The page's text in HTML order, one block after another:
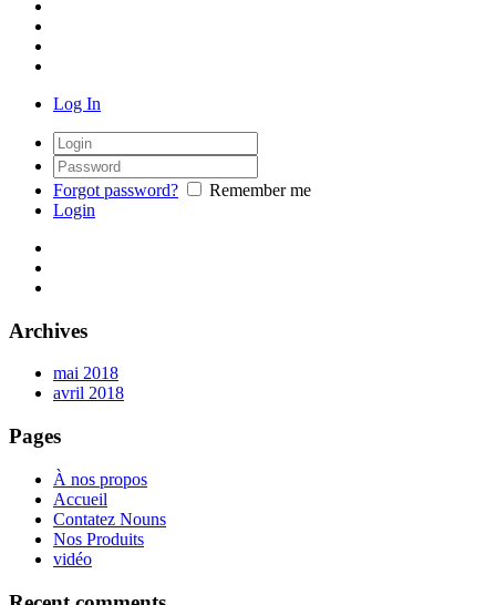
Log In
Forgot password?
Remember me
Login
Archives
mai 2018
avril 2018
Pages
À nos propos
Accueil
Contatez Nouns
Nos Produits
vidéo